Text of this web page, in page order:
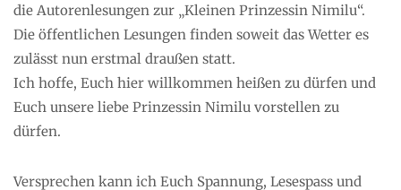
die Autorenlesungen zur „Kleinen Prinzessin Nimilu“.
Die öffentlichen Lesungen finden soweit das Wetter es
zulässt nun erstmal draußen statt.
Ich hoffe, Euch hier willkommen heißen zu dürfen und
Euch unsere liebe Prinzessin Nimilu vorstellen zu
dürfen.
Versprechen kann ich Euch Spannung, Lesespass und